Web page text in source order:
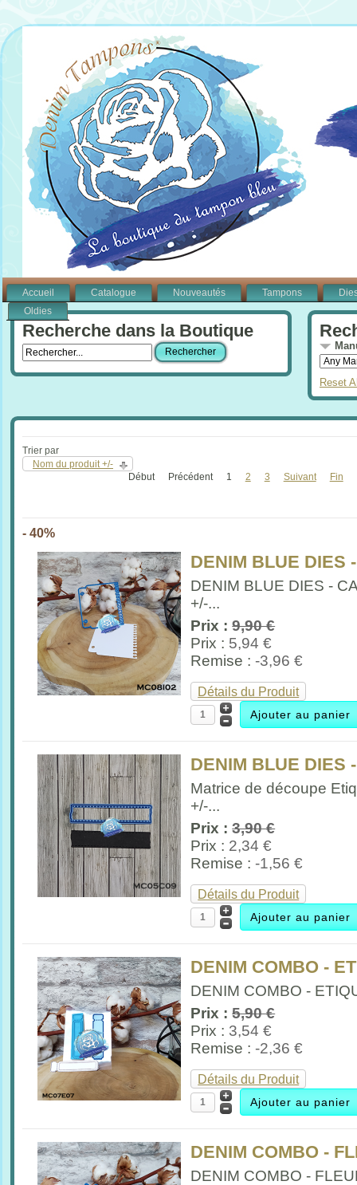
Accueil Catalogue Nouveautés Tampons
Oldies
Recherche dans la Boutique
Reset
Trier par
Nom du produit +/-
Début
Précédent 1 2 3 Suivant Fin
- 40%
DENIM BLUE DIES
DENIM BLUE DIES -
+/-...
Prix :9,90 €
Prix : 5,94 €
Remise :-3,96 €
Détails du Produit
DENIM BLUE DIES
Matrice de découpe
+/-...
Prix :3,90 €
Prix : 2,34 €
Remise :-1,56 €
Détails du Produit
DENIM COMBO -
DENIM COMBO -
Prix :5,90 €
Prix : 3,54 €
Remise :-2,36 €
Détails du Produit
DENIM COMBO -
DENIM COMBO -